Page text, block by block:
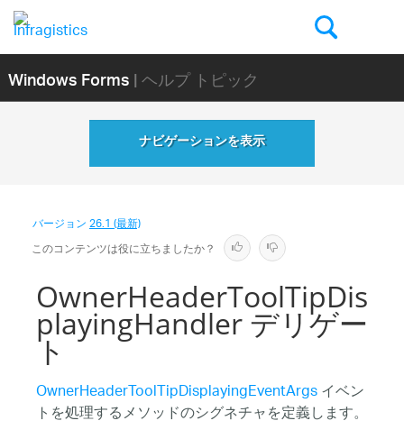
Windows Forms| ヘルプ トピック
ナビゲーションを表示
バージョン26.1 (最新)
このコンテンツは役に立ちましたか？
OwnerHeaderToolTipDis
playingHandler デリゲー
ト
OwnerHeaderToolTipDisplayingEventArgsイベン
トを処理するメソッドのシグネチャを定義します。